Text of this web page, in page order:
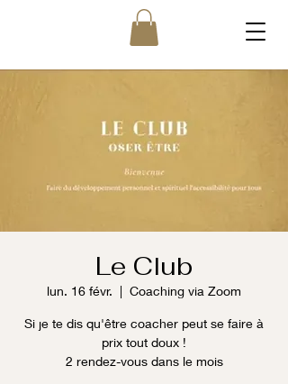
Le Club
lun. 16 févr.
  |
Coaching via Zoom
Si je te dis qu'être coacher peut se faire à
prix tout doux !
2 rendez-vous dans le mois